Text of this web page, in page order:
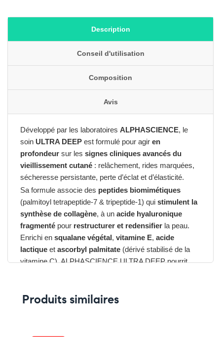
Description
Conseil d'utilisation
Composition
Avis
Développé par les laboratoires ALPHASCIENCE, le
soin ULTRA DEEP est formulé pour agir en
profondeur sur les signes cliniques avancés du
vieillissement cutané : relâchement, rides marquées,
sécheresse persistante, perte d’éclat et d’élasticité.
Sa formule associe des peptides biomimétiques
(palmitoyl tetrapeptide-7 & tripeptide-1) qui stimulent la
synthèse de collagène, à un acide hyaluronique
fragmenté pour restructurer et redensifier la peau.
Enrichi en squalane végétal, vitamine E, acide
lactique et ascorbyl palmitate (dérivé stabilisé de la
vitamine C), ALPHASCIENCE ULTRA DEEP nourrit
plus ferme et plus lumineuse
Produits similaires